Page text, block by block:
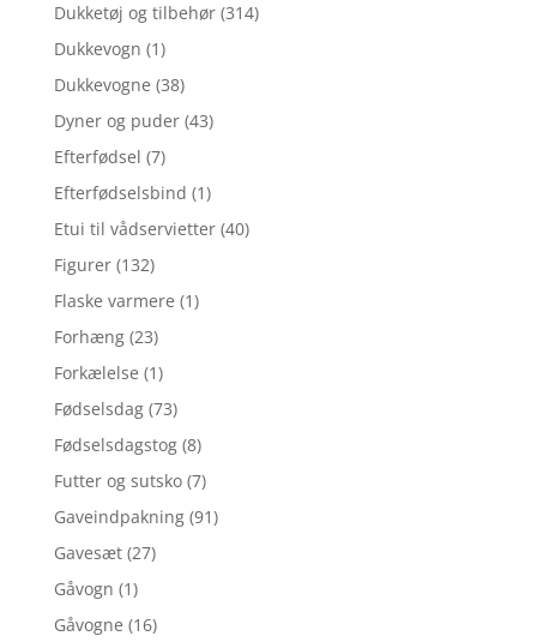
Dukketøj og tilbehør (314)
Dukkevogn (1)
Dukkevogne (38)
Dyner og puder (43)
Efterfødsel (7)
Efterfødselsbind (1)
Etui til vådservietter (40)
Figurer (132)
Flaske varmere (1)
Forhæng (23)
Forkælelse (1)
Fødselsdag (73)
Fødselsdagstog (8)
Futter og sutsko (7)
Gaveindpakning (91)
Gavesæt (27)
Gåvogn (1)
Gåvogne (16)